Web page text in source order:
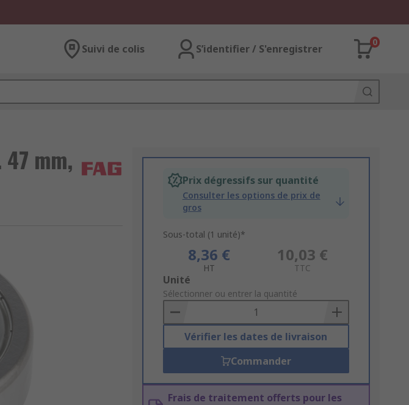
Suivi de colis S’identifier / S'enregistrer
0
mm,
Prix dégressifs sur quantité
Consulter les options de prix de
gros
Sous-total (1 unité)*
8,36 €
HT
10,03 €
TTC
Add
to
Basket
Unité
Sélectionner ou entrer la quantité
Vérifier les dates de livraison
Commander
Frais de traitement offerts pour les